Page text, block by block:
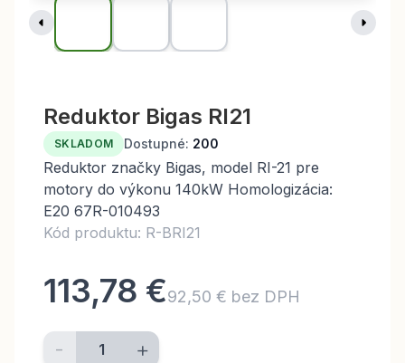
Reduktor Bigas RI21
SKLADOM Dostupné: 200
Reduktor značky Bigas, model RI-21 pre
motory do výkonu 140kW Homologizácia:
E20 67R-010493
Kód produktu: R-BRI21
113,78 €92,50 € bez DPH
- +